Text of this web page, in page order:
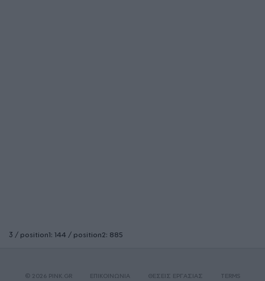
3 / position1: 144 / position2: 885
© 2026 PINK.GR ΕΠΙΚΟΙΝΩΝΙΑ ΘΕΣΕΙΣ ΕΡΓΑΣΙΑΣ TERMS